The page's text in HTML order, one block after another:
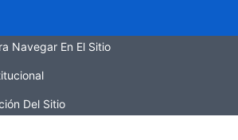
Navegar En El Sitio
Del Sitio